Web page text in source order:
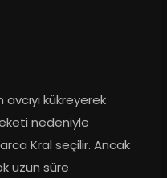
kükreyerek
nedeniyle
Kral seçilir. Ancak
uzun süre